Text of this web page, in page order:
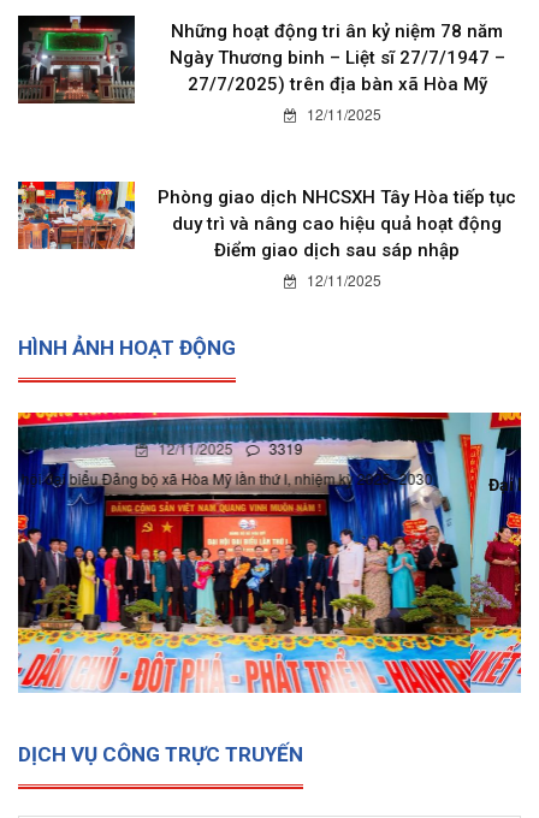
Những hoạt động tri ân kỷ niệm 78 năm
Ngày Thương binh – Liệt sĩ 27/7/1947 –
27/7/2025) trên địa bàn xã Hòa Mỹ
12/11/2025
Phòng giao dịch NHCSXH Tây Hòa tiếp tục
duy trì và nâng cao hiệu quả hoạt động
Điểm giao dịch sau sáp nhập
12/11/2025
HÌNH ẢNH HOẠT ĐỘNG
12/11/2025 0
Đại hội đại biểu Đảng bộ xã Hòa Mỹ lần thứ I, nhiệm kỳ 2025-
2030
DỊCH VỤ CÔNG TRỰC TRUYẾN